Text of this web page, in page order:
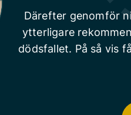
Därefter genomför
ytterligare
dödsfallet. På så vis